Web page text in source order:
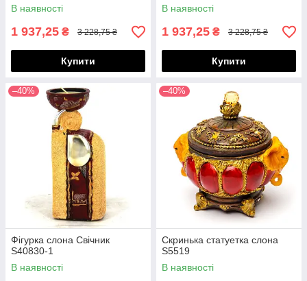
В наявності
1 937,25 ₴ 3 228,75 ₴
Купити
В наявності
1 937,25 ₴ 3 228,75 ₴
Купити
–40%
Фігурка слона Свічник
S40830-1
В наявності
–40%
Скринька статуетка слона
S5519
В наявності